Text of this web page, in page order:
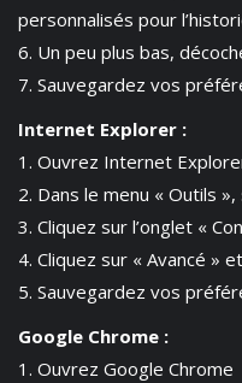
personnalisés pour
6. Un peu plus bas,
7. Sauvegardez vos
Internet Explorer :
1. Ouvrez Internet
2. Dans le menu « Outils
3. Cliquez sur l’onglet «
4. Cliquez sur « Avancé »
5. Sauvegardez vos
Google Chrome :
1. Ouvrez Google Chrome